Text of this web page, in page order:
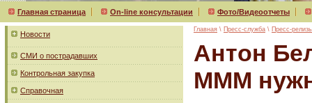
Главная страница On-line консультации Фото/Видеоотчеты
Новости
СМИ о пострадавших
Контрольная закупка
Справочная
Главная \ Пресс-служба \ Пресс-релизы
Антон
МММ